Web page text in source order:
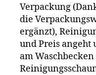
Verpackung
die
ergänzt),
und Preis angeht
am